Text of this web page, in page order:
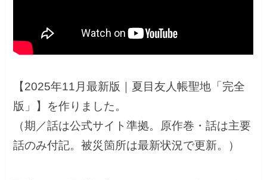
【2025年11月最新版｜夏目友人帳聖地「完全
版」】を作りました。
（期／話は公式サイト準拠。原作巻・話は主要
話のみ付記。被災箇所は最新状況で更新。）